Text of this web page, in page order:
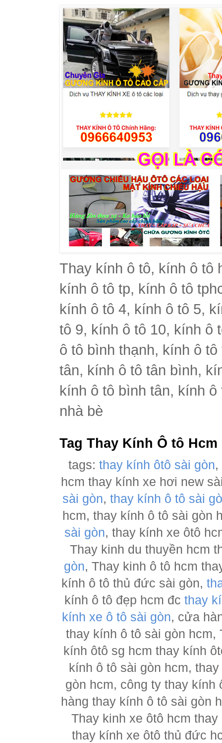
Thay kính ô tô, kính ô tô
kính ô tô tp, kính ô tô
kính ô tô 4, kính ô tô 5,
tô 9, kính ô tô 10, kính ô
ô tô bình thạnh, kính ô
tân, kính ô tô tân bình,
kính ô tô bình tân, kính
nhà bè
Tag Thay Kính Ô tô Hcm
tags:thay kính ôtô sài gòn,
hcm thay kính xe hơi new
sài gòn,thay kính ô tô sài
hcm, thay kính ô tô sài gòn
sài gòn, thay kính xe ôtô
Thay kinh du thuyền hcm
gòn, Thay kinh ô tô hcm
kính ô tô thủ đức sài gòn,
kính ô tô đẹp hcm đc thay
kính xe ô tô sài gòn, cửa
thay kính ô tô sài gòn hcm,
kính ôtô sg hcm thay kính
kính ô tô sài gòn hcm,
gòn hcm, công ty thay
hàng thay kính ô tô sài gòn
Thay kinh xe ôtô hcm
thay kính xe ôtô thủ đức